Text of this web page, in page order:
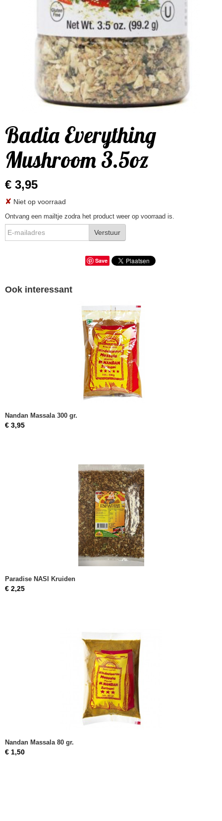
Badia Everything
Mushroom 3.5oz
€ 3,95
✘ Niet op voorraad
Ontvang een mailtje zodra het product weer op voorraad is.
Verstuur
Save
Ook interessant
Nandan Massala 300 gr.
€ 3,95
Paradise NASI Kruiden
€ 2,25
Nandan Massala 80 gr.
€ 1,50